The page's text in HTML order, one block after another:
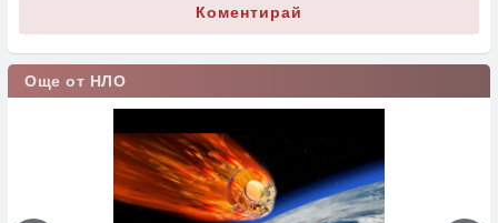
Коментирай
Още от НЛО